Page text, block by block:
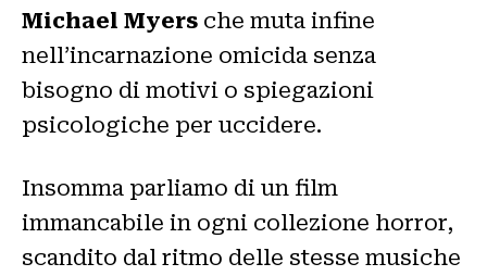
Michael Myers che muta infine
nell’incarnazione omicida senza
bisogno di motivi o spiegazioni
psicologiche per uccidere.
Insomma parliamo di un film
immancabile in ogni collezione horror,
scandito dal ritmo delle stesse musiche